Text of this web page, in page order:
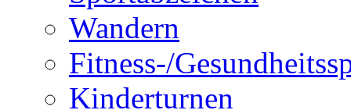
Wandern
Fitness-/
Kinderturnen